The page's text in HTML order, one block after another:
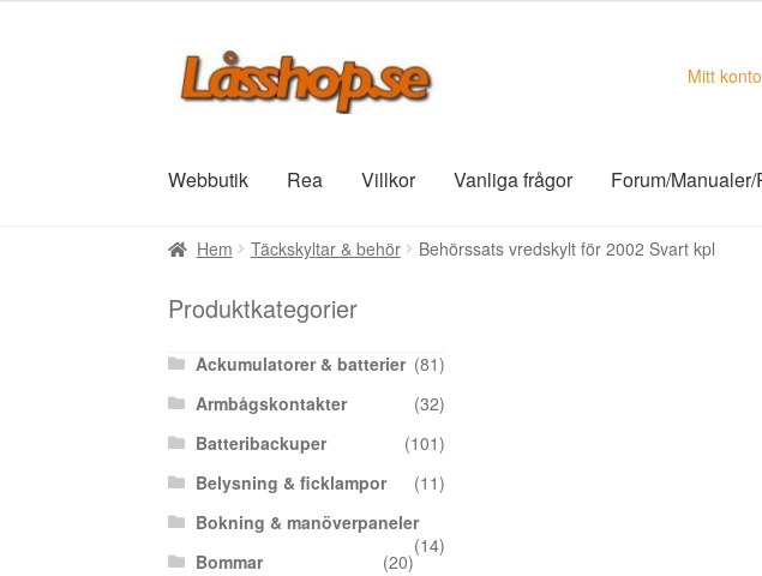
Hoppa
till
Hoppa
till
Mitt konto
Webbutik Rea Villkor Vanliga frågor Forum/Manualer/
Hem Täckskyltar & behör Behörssats vredskylt för 2002 Svart kpl
Produktkategorier
Ackumulatorer & batterier (81)
Armbågskontakter
(32)
Batteribackuper
(101)
Belysning & ficklampor
(11)
Bokning & manöverpaneler
(14)
Bommar
(20)